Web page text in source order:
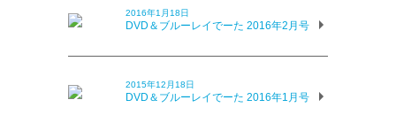
2016年1月18日
DVD＆ブルーレイでーた 2016年2月号
2015年12月18日
DVD＆ブルーレイでーた 2016年1月号